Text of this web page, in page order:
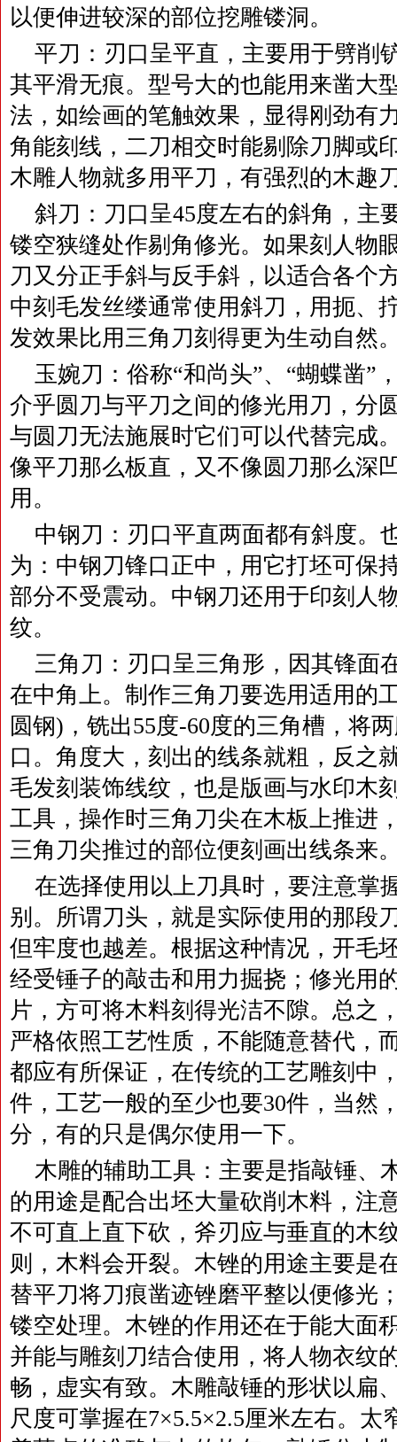
以便伸进较深的部位挖雕镂洞。
平刀：刃口呈平直，主要用于劈削
其平滑无痕。型号大的也能用来凿大
法，如绘画的笔触效果，显得刚劲有
角能刻线，二刀相交时能剔除刀脚或
木雕人物就多用平刀，有强烈的木趣
斜刀：刀口呈45度左右的斜角，主
镂空狭缝处作剔角修光。如果刻人物
刀又分正手斜与反手斜，以适合各个
中刻毛发丝缕通常使用斜刀，用扼、
发效果比用三角刀刻得更为生动自然
玉婉刀：俗称“和尚头”、“蝴蝶凿”
介乎圆刀与平刀之间的修光用刀，分
与圆刀无法施展时它们可以代替完成
像平刀那么板直，又不像圆刀那么深
用。
中钢刀：刃口平直两面都有斜度。
为：中钢刀锋口正中，用它打坯可保
部分不受震动。中钢刀还用于印刻人
纹。
三角刀：刃口呈三角形，因其锋面
在中角上。制作三角刀要选用适用的
圆钢)，铣出55度-60度的三角槽，将
口。角度大，刻出的线条就粗，反之
毛发刻装饰线纹，也是版画与水印木
工具，操作时三角刀尖在木板上推进
三角刀尖推过的部位便刻画出线条来
在选择使用以上刀具时，要注意掌
别。所谓刀头，就是实际使用的那段
但牢度也越差。根据这种情况，开毛
经受锤子的敲击和用力掘挠；修光用
片，方可将木料刻得光洁不隙。总之
严格依照工艺性质，不能随意替代，
都应有所保证，在传统的工艺雕刻中
件，工艺一般的至少也要30件，当然
分，有的只是偶尔使用一下。
木雕的辅助工具：主要是指敲锤、
的用途是配合出坯大量砍削木料，注
不可直上直下砍，斧刃应与垂直的木
则，木料会开裂。木锉的用途主要是
替平刀将刀痕凿迹锉磨平整以便修光
镂空处理。木锉的作用还在于能大面
并能与雕刻刀结合使用，将人物衣纹
畅，虚实有致。木雕敲锤的形状以扁
尺度可掌握在7×5.5×2.5厘米左右。太